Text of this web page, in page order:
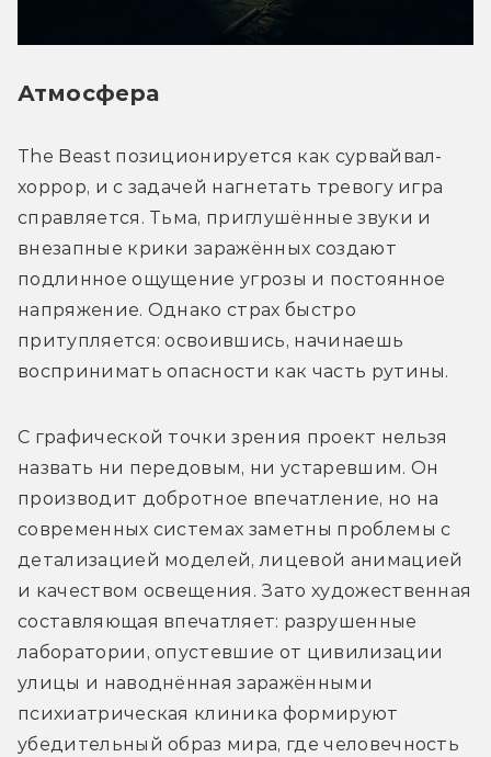
Атмосфера
The Beast позиционируется как сурвайвал-
хоррор, и с задачей нагнетать тревогу игра
справляется. Тьма, приглушённые звуки и
внезапные крики заражённых создают
подлинное ощущение угрозы и постоянное
напряжение. Однако страх быстро
притупляется: освоившись, начинаешь
воспринимать опасности как часть рутины.
С графической точки зрения проект нельзя
назвать ни передовым, ни устаревшим. Он
производит добротное впечатление, но на
современных системах заметны проблемы с
детализацией моделей, лицевой анимацией
и качеством освещения. Зато художественная
составляющая впечатляет: разрушенные
лаборатории, опустевшие от цивилизации
улицы и наводнённая заражёнными
психиатрическая клиника формируют
убедительный образ мира, где человечность